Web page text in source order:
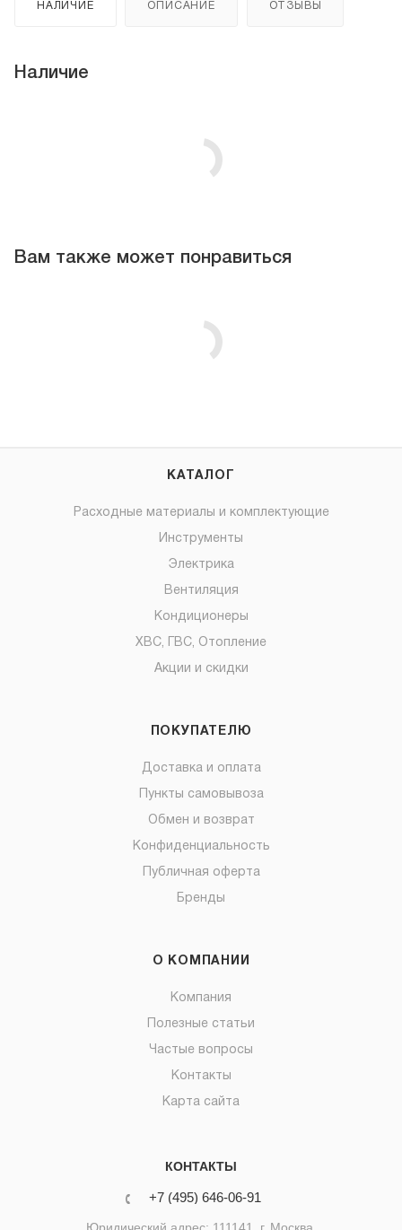
НАЛИЧИЕ ОПИСАНИЕ ОТЗЫВЫ
Наличие
Вам также может понравиться
КАТАЛОГ
Расходные материалы и комплектующие
Инструменты
Электрика
Вентиляция
Кондиционеры
ХВС, ГВС, Отопление
Акции и скидки
ПОКУПАТЕЛЮ
Доставка и оплата
Пункты самовывоза
Обмен и возврат
Конфиденциальность
Публичная оферта
Бренды
О КОМПАНИИ
Компания
Полезные статьи
Частые вопросы
Контакты
Карта сайта
КОНТАКТЫ
+7 (495) 646-06-91